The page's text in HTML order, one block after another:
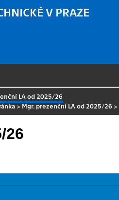
V PRAZE
LA od 2025/26
>Mgr. prezenční LA od 2025/26 >
26